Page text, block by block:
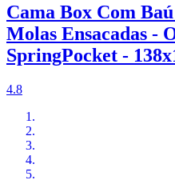
Cama Box Com
Molas Ensacadas -
SpringPocket -
4.8